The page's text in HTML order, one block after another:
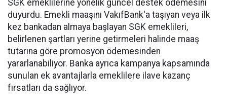
SGK emeklilerine yönelik güncel destek ödemesini
duyurdu. Emekli maaşını VakıfBank'a taşıyan veya ilk
kez bankadan almaya başlayan SGK emeklileri,
belirlenen şartları yerine getirmeleri halinde maaş
tutarına göre promosyon ödemesinden
yararlanabiliyor. Banka ayrıca kampanya kapsamında
sunulan ek avantajlarla emeklilere ilave kazanç
fırsatları da sağlıyor.